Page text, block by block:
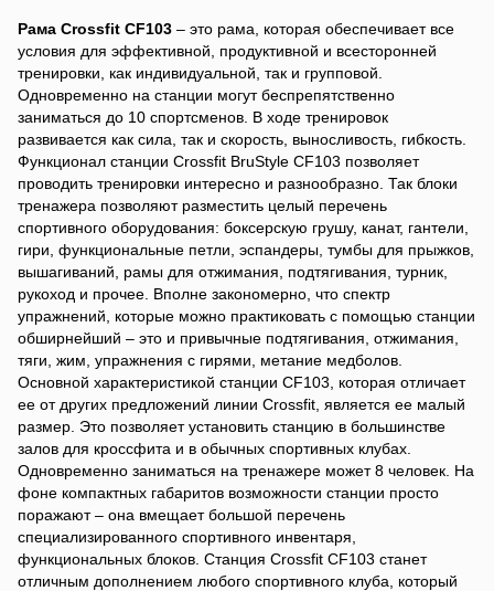
Рама Crossfit CF103 – это рама, которая обеспечивает все
условия для эффективной, продуктивной и всесторонней
тренировки, как индивидуальной, так и групповой.
Одновременно на станции могут беспрепятственно
заниматься до 10 спортсменов. В ходе тренировок
развивается как сила, так и скорость, выносливость, гибкость.
Функционал станции Crossfit BruStyle CF103 позволяет
проводить тренировки интересно и разнообразно. Так блоки
тренажера позволяют разместить целый перечень
спортивного оборудования: боксерскую грушу, канат, гантели,
гири, функциональные петли, эспандеры, тумбы для прыжков,
вышагиваний, рамы для отжимания, подтягивания, турник,
рукоход и прочее. Вполне закономерно, что спектр
упражнений, которые можно практиковать с помощью станции
обширнейший – это и привычные подтягивания, отжимания,
тяги, жим, упражнения с гирями, метание медболов.
Основной характеристикой станции CF103, которая отличает
ее от других предложений линии Crossfit, является ее малый
размер. Это позволяет установить станцию в большинстве
залов для кроссфита и в обычных спортивных клубах.
Одновременно заниматься на тренажере может 8 человек. На
фоне компактных габаритов возможности станции просто
поражают – она вмещает большой перечень
специализированного спортивного инвентаря,
функциональных блоков. Станция Crossfit CF103 станет
отличным дополнением любого спортивного клуба, который